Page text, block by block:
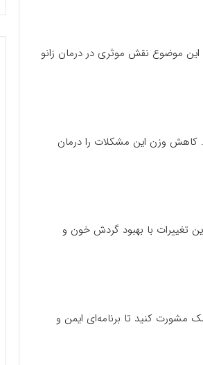
این موضوع نقش موثری در درمان زانو
کاهش وزن این مشکلات را درمان
را کاهش می‌دهد. این تغییرات با بهبود گردش خون و
مشورت کنید تا برنامه‌ای ایمن و